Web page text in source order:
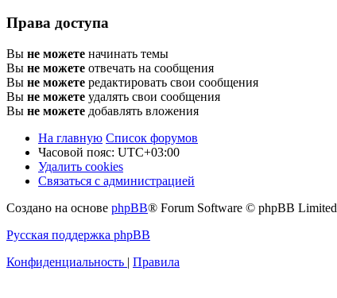
Права доступа
Вы не можете начинать темы
Вы не можете отвечать на сообщения
Вы не можете редактировать свои сообщения
Вы не можете удалять свои сообщения
Вы не можете добавлять вложения
На главную Список форумов
Часовой пояс: UTC+03:00
Удалить cookies
Связаться с администрацией
Создано на основе phpBB® Forum Software © phpBB Limited
Русская поддержка phpBB
Конфиденциальность | Правила